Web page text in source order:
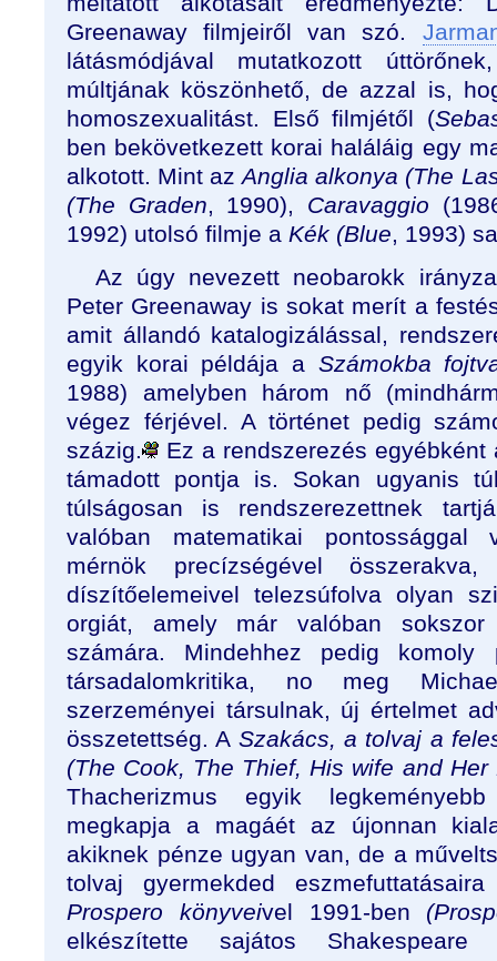
Greenaway filmjeiről van szó.
látásmódjával mutatkozott
múltjának köszönhető, de azzal is,
homoszexualitást. Első filmjétől (
ben bekövetkezett korai haláláig egy
alkotott. Mint azAnglia alkonya (The
(The Graden, 1990), Caravaggio
1992) utolsó filmje a Kék (Blue, 1993)
Az úgy nevezett neobarokk
Peter Greenaway is sokat merít a
amit állandó katalogizálással,
egyik korai példája a Számokba
1988) amelyben három nő
végez férjével. A történet pedig
százig.
Ez a rendszerezés
támadott pontja is. Sokan ugyanis
túlságosan is rendszerezettnek
valóban matematikai pontossággal
mérnök precízségével
díszítőelemeivel telezsúfolva olyan
orgiát, amely már valóban
számára. Mindehhez pedig
társadalomkritika, no meg
szerzeményei társulnak, új értelmet
összetettség. A Szakács, a tolvaj a
(The Cook, The Thief, His wife and Her
Thacherizmus egyik
megkapja a magáét az újonnan
akiknek pénze ugyan van, de a
tolvaj gyermekded
Prospero könyveivel 1991-ben
elkészítette sajátos